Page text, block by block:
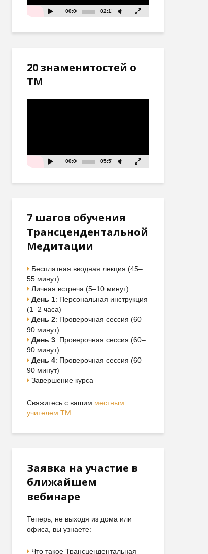
00:00 02:13
20 знаменитостей о
ТМ
00:00 05:57
7 шагов обучения
Трансцендентальной
Медитации
Бесплатная вводная лекция (45–
55 минут)
Личная встреча (5–10 минут)
День 1: Персональная инструкция
(1–2 часа)
День 2: Проверочная сессия (60–
90 минут)
День 3: Проверочная сессия (60–
90 минут)
День 4: Проверочная сессия (60–
90 минут)
Завершение курса
Свяжитесь с вашим местным
учителем ТМ
Заявка на участие в
ближайшем
вебинаре
Теперь, не выходя из дома или
офиса, вы узнаете:
Что такое Трансцендентальная